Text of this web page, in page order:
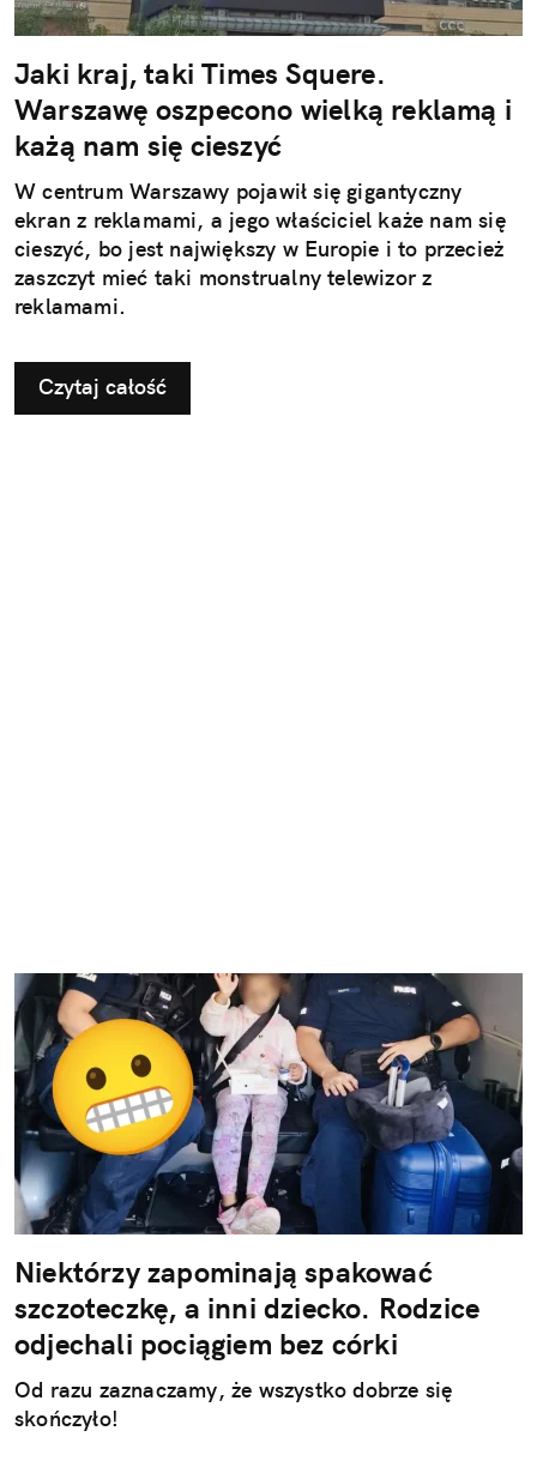
Jaki kraj, taki Times Squere.
Warszawę oszpecono wielką reklamą i
każą nam się cieszyć
W centrum Warszawy pojawił się gigantyczny
ekran z reklamami, a jego właściciel każe nam się
cieszyć, bo jest największy w Europie i to przecież
zaszczyt mieć taki monstrualny telewizor z
reklamami.
Czytaj całość
Niektórzy zapominają spakować
szczoteczkę, a inni dziecko. Rodzice
odjechali pociągiem bez córki
Od razu zaznaczamy, że wszystko dobrze się
skończyło!